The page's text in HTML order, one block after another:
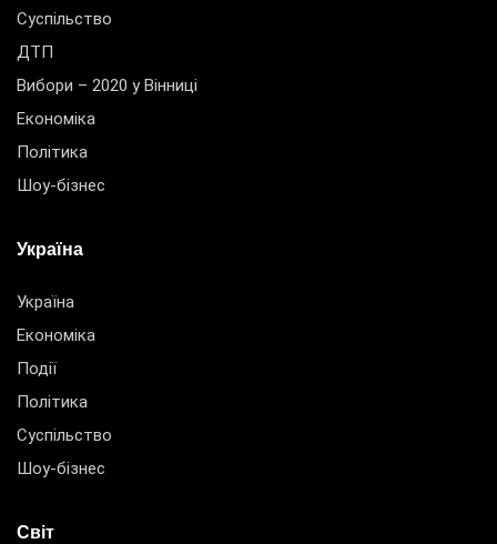
Суспільство
ДТП
Вибори – 2020 у Вінниці
Економіка
Політика
Шоу-бізнес
Україна
Україна
Економіка
Події
Політика
Суспільство
Шоу-бізнес
Світ